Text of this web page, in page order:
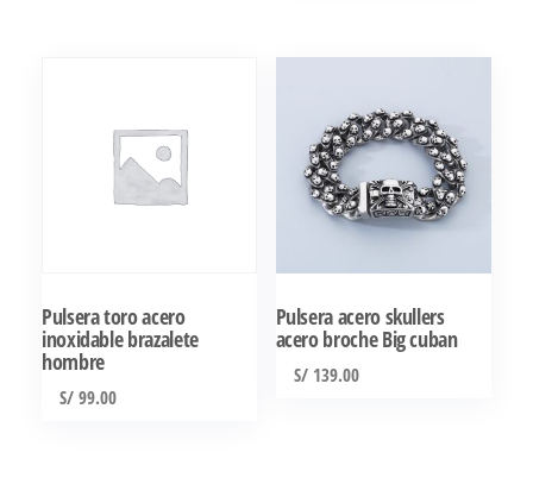
Pulsera toro acero
inoxidable brazalete
hombre
S/99.00
Pulsera acero skullers
acero broche Big cuban
S/139.00